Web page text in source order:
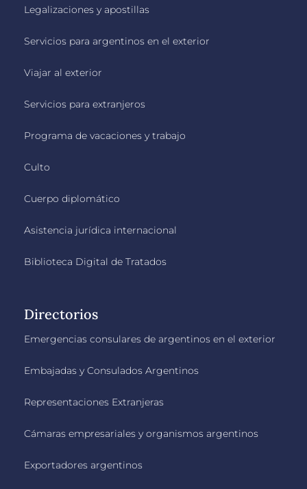
Legalizaciones y apostillas
Servicios para argentinos en el exterior
Viajar al exterior
Servicios para extranjeros
Programa de vacaciones y trabajo
Culto
Cuerpo diplomático
Asistencia jurídica internacional
Biblioteca Digital de Tratados
Directorios
Emergencias consulares de argentinos en el exterior
Embajadas y Consulados Argentinos
Representaciones Extranjeras
Cámaras empresariales y organismos argentinos
Exportadores argentinos